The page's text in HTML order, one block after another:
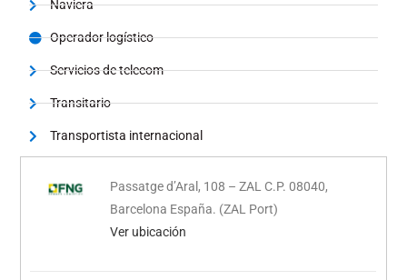
Naviera
Operador logístico
Servicios de telecom
Transitario
Transportista internacional
Passatge d’Aral, 108 – ZAL C.P. 08040,
Barcelona España. (ZAL Port)
Ver ubicación